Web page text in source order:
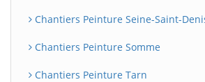
Chantiers Peinture Seine-Saint-
Chantiers Peinture Somme
Chantiers Peinture Tarn